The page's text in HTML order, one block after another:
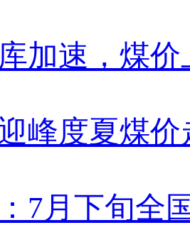
加速，煤
峰度夏煤价
7月下旬全